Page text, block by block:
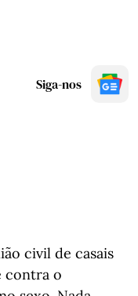
Siga-nos
civil de casais
contra o